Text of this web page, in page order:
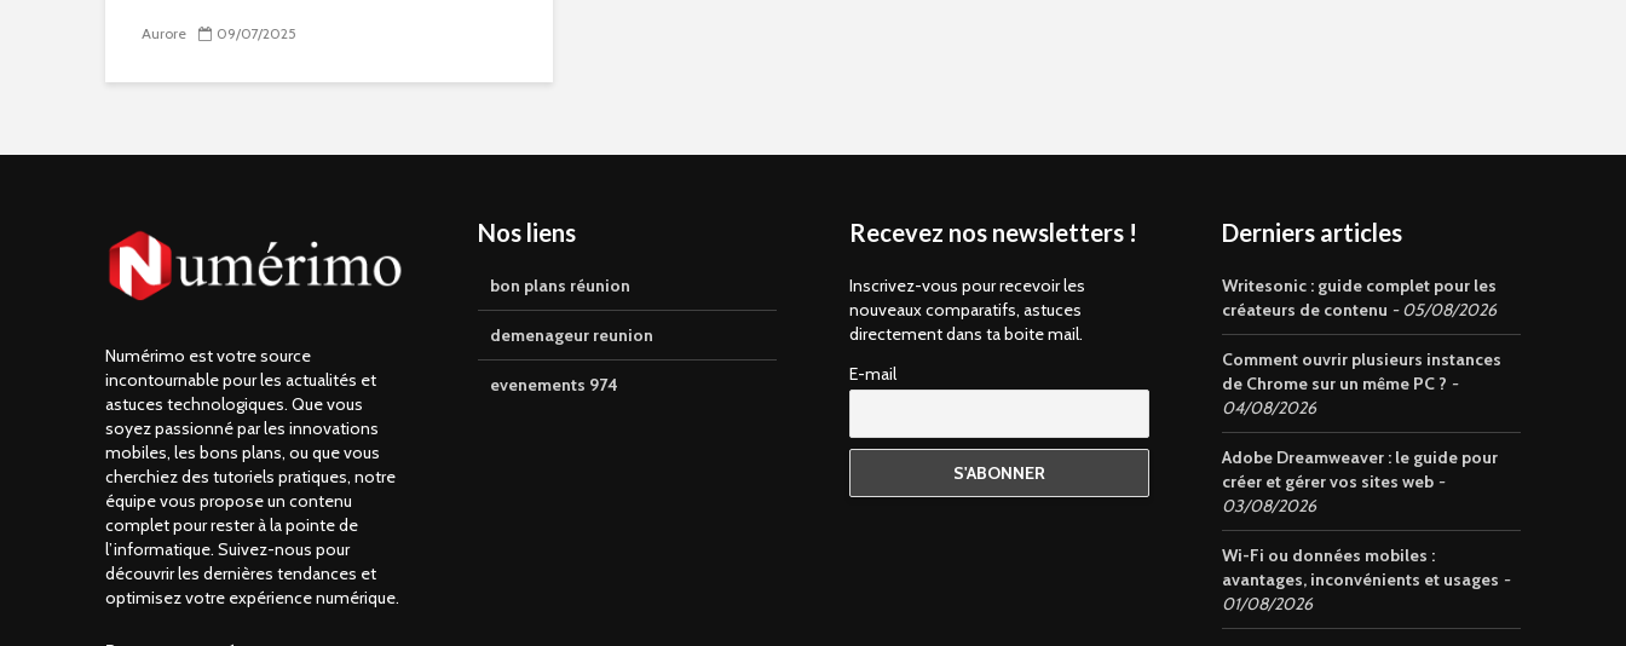
Aurore 09/07/2025
Numérimo est votre source
incontournable pour les actualités et
astuces technologiques. Que vous
soyez passionné par les innovations
mobiles, les bons plans, ou que vous
cherchiez des tutoriels pratiques, notre
équipe vous propose un contenu
complet pour rester à la pointe de
l’informatique. Suivez-nous pour
découvrir les dernières tendances et
optimisez votre expérience numérique.
Nos liens
bon plans réunion
demenageur reunion
evenements 974
Recevez nos newsletters !
Inscrivez-vous pour recevoir les
nouveaux comparatifs, astuces
directement dans ta boite mail.
E-mail
Derniers articles
Writesonic : guide complet pour les
créateurs de contenu
05/08/2026
Comment ouvrir plusieurs instances
de Chrome sur un même PC ?
04/08/2026
Adobe Dreamweaver : le guide pour
créer et gérer vos sites web
03/08/2026
Wi-Fi ou données mobiles :
avantages, inconvénients et usages
01/08/2026